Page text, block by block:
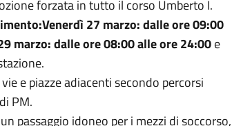
forzata in tutto il corso Umberto I.
27 marzo: dalle ore 09:00
marzo: dalle ore 08:00 alle ore 24:00e
e piazze adiacenti secondo percorsi
PM.
passaggio idoneo per i mezzi di soccorso,